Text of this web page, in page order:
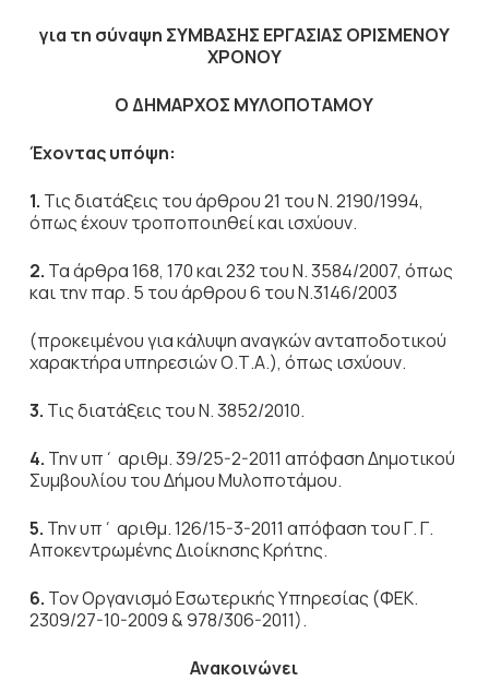
για τη σύναψη ΣΥΜΒΑΣΗΣ ΕΡΓΑΣΙΑΣ ΟΡΙΣΜΕΝΟΥ
ΧΡΟΝΟΥ
Ο ΔΗΜΑΡΧΟΣ ΜΥΛΟΠΟΤΑΜΟΥ
Έχοντας υπόψη:
1. Τις διατάξεις του άρθρου 21 του Ν. 2190/1994,
όπως έχουν τροποποιηθεί και ισχύουν.
2. Τα άρθρα 168, 170 και 232 του Ν. 3584/2007, όπως
και την παρ. 5 του άρθρου 6 του Ν.3146/2003
(προκειμένου για κάλυψη αναγκών ανταποδοτικού
χαρακτήρα υπηρεσιών Ο.Τ.Α.), όπως ισχύουν.
3. Τις διατάξεις του Ν. 3852/2010.
4. Την υπ΄ αριθμ. 39/25-2-2011 απόφαση Δημοτικού
Συμβουλίου του Δήμου Μυλοποτάμου.
5. Την υπ΄ αριθμ. 126/15-3-2011 απόφαση του Γ. Γ.
Αποκεντρωμένης Διοίκησης Κρήτης.
6. Τον Οργανισμό Εσωτερικής Υπηρεσίας (ΦΕΚ.
2309/27-10-2009 & 978/306-2011).
Ανακοινώνει